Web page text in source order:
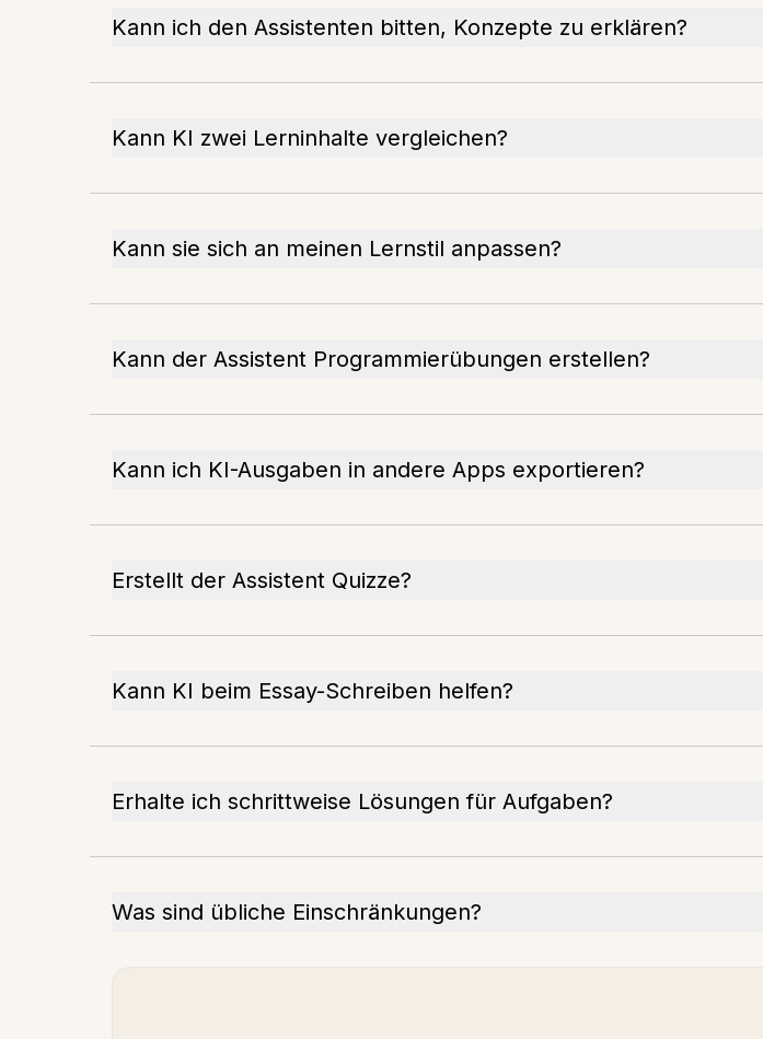
Kann ich den Assistenten bitten, Konzepte zu erklären?
Kann KI zwei Lerninhalte vergleichen?
Kann sie sich an meinen Lernstil anpassen?
Kann der Assistent Programmierübungen erstellen?
Kann ich KI-Ausgaben in andere Apps exportieren?
Erstellt der Assistent Quizze?
Kann KI beim Essay-Schreiben helfen?
Erhalte ich schrittweise Lösungen für Aufgaben?
Was sind übliche Einschränkungen?